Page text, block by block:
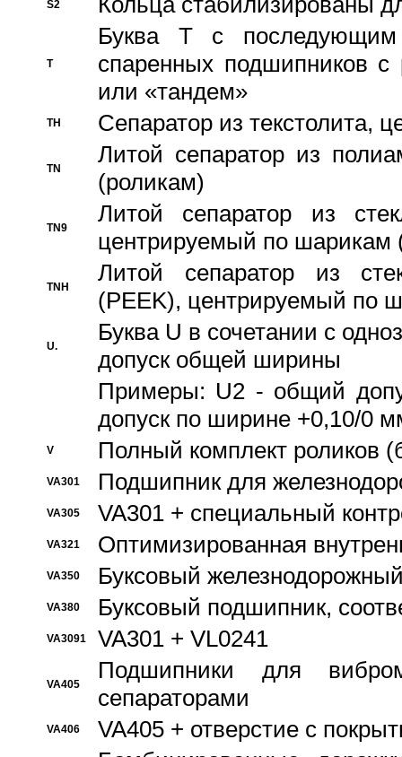
S2
T
Буква T с
спаренных подшипников
или «тандем»
TH Сепаратор из текстолита,
TN
Литой сепаратор из
(роликам)
TN9
Литой сепаратор из
центрируемый по шарикам
TNH
Литой сепаратор из
(PEEK), центрируемый по
U.
Буква U в сочетании с
допуск общей ширины
Примеры: U2 - общий
допуск по ширине +0,10/0
V Полный комплект роликов
VA301 Подшипник для
VA305 VA301 + специальный
VA321 Оптимизированная
VA350 Буксовый
VA380 Буксовый подшипник,
VA3091 VA301 + VL0241
VA405
Подшипники для
сепараторами
VA406 VA405 + отверстие с